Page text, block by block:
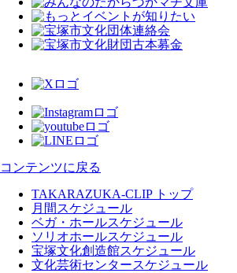
コンテンツに戻る
TAKARAZUKA-CLIP トップ
月間スケジュール
ベガ・ホールスケジュール
ソリオホールスケジュール
宝塚文化創造館スケジュール
文化芸術センタースケジュール